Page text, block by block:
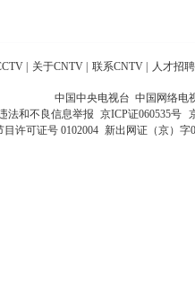
关于CNTV 联系CNTV 人才招聘
中国中央电视台 中国网络电
法和不良信息举报 京ICP证060535号
许可证号 0102004 新出网证（京）